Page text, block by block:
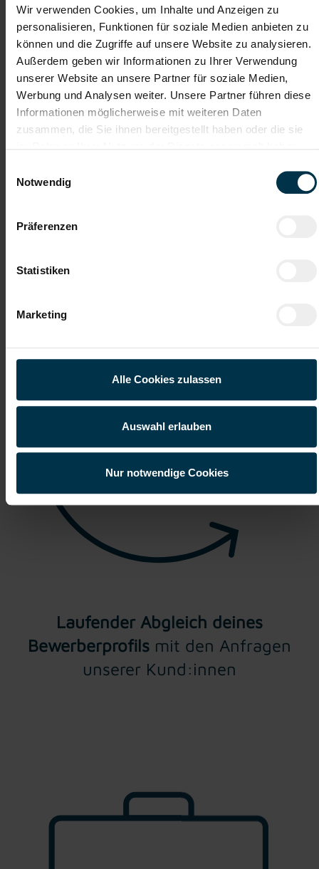
Wir verwenden Cookies, um Inhalte und Anzeigen zu
personalisieren, Funktionen für soziale Medien anbieten zu
können und die Zugriffe auf unsere Website zu analysieren.
Außerdem geben wir Informationen zu Ihrer Verwendung
unserer Website an unsere Partner für soziale Medien,
Werbung und Analysen weiter. Unsere Partner führen diese
Informationen möglicherweise mit weiteren Daten
zusammen, die Sie ihnen bereitgestellt haben oder die sie
Notwendig
Präferenzen
Statistiken
Marketing
Alle Cookies zulassen
Auswahl erlauben
Nur notwendige Cookies
Erhöhte Treffsicherheit durch
Laufender Abgleich deines
Bewerberprofils mit den Anfragen
unserer Kund:innen